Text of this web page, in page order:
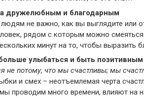
дружелюбным и благодарным
не важно, как вы выглядите или
рядом с которым можно
минут на то, чтобы выразить
улыбаться и быть позитивным
не потому, что мы счастливы; мы
и смех – неотъемлемая черта
проводим много времени, влияют на